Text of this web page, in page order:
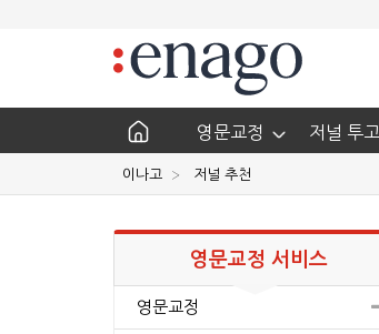
영문교정 저널 투고
이나고 저널 추천
영문교정 서비스
영문교정